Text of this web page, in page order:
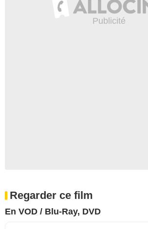
Regarder ce film
En VOD / Blu-Ray, DVD